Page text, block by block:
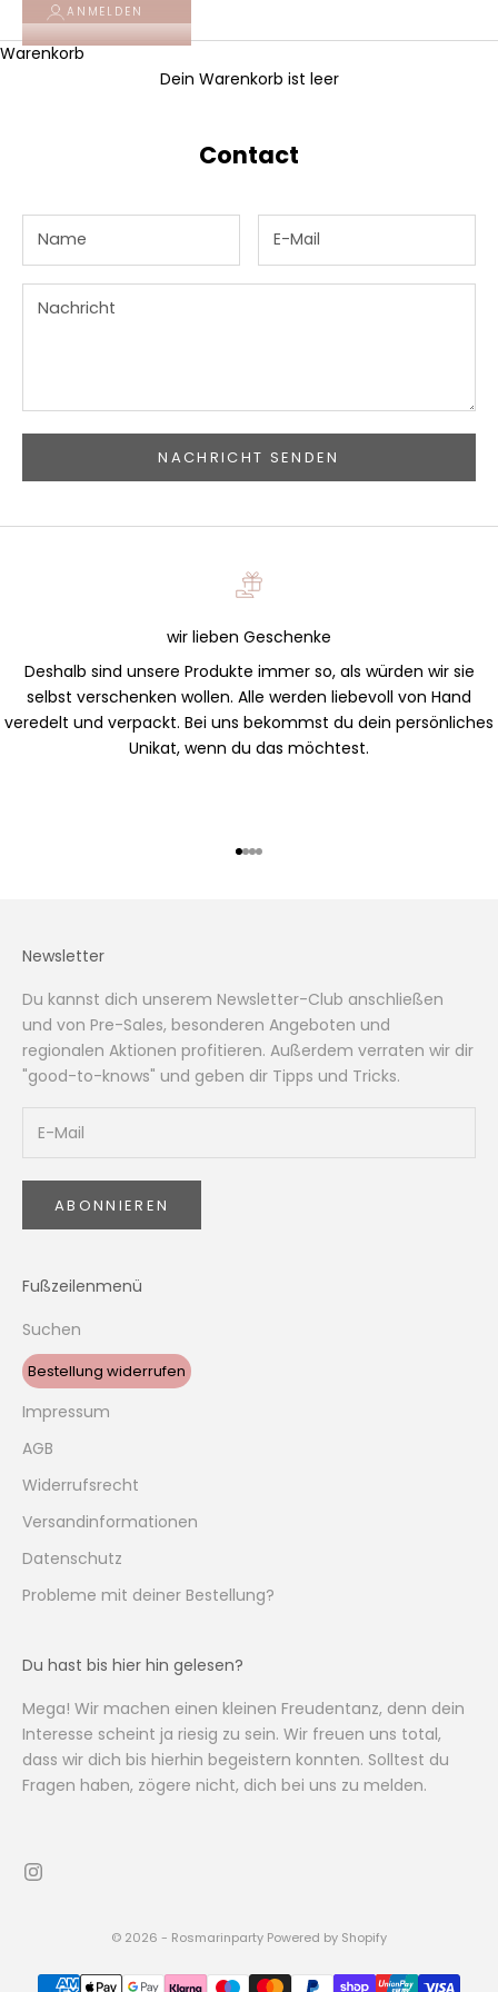
ANMELDEN
Warenkorb
Dein Warenkorb ist leer
Contact
NACHRICHT SENDEN
wir lieben Geschenke
Deshalb sind unsere Produkte immer so, als würden wir sie
selbst verschenken wollen. Alle werden liebevoll von Hand
veredelt und verpackt. Bei uns bekommst du dein persönliches
Unikat, wenn du das möchtest.
Gehe zu Element 1
Gehe zu Element 2
Gehe zu Element 3
Gehe zu Element 4
Newsletter
Du kannst dich unserem Newsletter-Club anschließen
und von Pre-Sales, besonderen Angeboten und
regionalen Aktionen profitieren. Außerdem verraten wir dir
"good-to-knows" und geben dir Tipps und Tricks.
ABONNIEREN
Fußzeilenmenü
Suchen
Bestellung widerrufen
Impressum
AGB
Widerrufsrecht
Versandinformationen
Datenschutz
Probleme mit deiner Bestellung?
Du hast bis hier hin gelesen?
Mega! Wir machen einen kleinen Freudentanz, denn dein
Interesse scheint ja riesig zu sein. Wir freuen uns total,
dass wir dich bis hierhin begeistern konnten. Solltest du
Fragen haben, zögere nicht, dich bei uns zu melden.
© 2026 - Rosmarinparty Powered by Shopify